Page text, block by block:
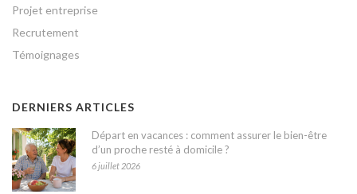
Projet entreprise
Recrutement
Témoignages
DERNIERS ARTICLES
Départ en vacances : comment assurer le bien-être
d’un proche resté à domicile ?
6 juillet 2026